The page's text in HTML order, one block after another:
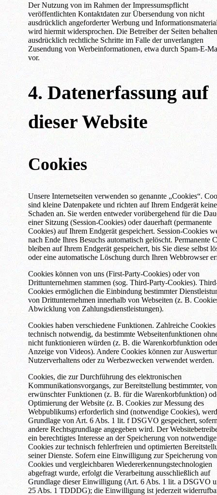
Der Nutzung von im Rahmen der Impressumspflicht
veröffentlichten Kontaktdaten zur Übersendung von nicht
ausdrücklich angeforderter Werbung und
wird hiermit widersprochen. Die Betreiber der Seiten
ausdrücklich rechtliche Schritte im Falle der unverlangten
Zusendung von Werbeinformationen, etwa durch Spam-E-
vor.
4. Datenerfassung auf
dieser Website
Cookies
Unsere Internetseiten verwenden so genannte „Cookies“.
sind kleine Datenpakete und richten auf Ihrem Endgerät
Schaden an. Sie werden entweder vorübergehend für die
einer Sitzung (Session-Cookies) oder dauerhaft (permanente
Cookies) auf Ihrem Endgerät gespeichert. Session-Cookies
nach Ende Ihres Besuchs automatisch gelöscht. Permanente
bleiben auf Ihrem Endgerät gespeichert, bis Sie diese selbst
oder eine automatische Löschung durch Ihren Webbrowser
Cookies können von uns (First-Party-Cookies) oder von
Drittunternehmen stammen (sog. Third-Party-Cookies).
Cookies ermöglichen die Einbindung bestimmter
von Drittunternehmen innerhalb von Webseiten (z. B.
Abwicklung von Zahlungsdienstleistungen).
Cookies haben verschiedene Funktionen. Zahlreiche
technisch notwendig, da bestimmte Webseitenfunktionen
nicht funktionieren würden (z. B. die Warenkorbfunktion
Anzeige von Videos). Andere Cookies können zur
Nutzerverhaltens oder zu Werbezwecken verwendet werden.
Cookies, die zur Durchführung des elektronischen
Kommunikationsvorgangs, zur Bereitstellung bestimmter,
erwünschter Funktionen (z. B. für die Warenkorbfunktion)
Optimierung der Website (z. B. Cookies zur Messung des
Webpublikums) erforderlich sind (notwendige Cookies),
Grundlage von Art. 6 Abs. 1 lit. f DSGVO gespeichert,
andere Rechtsgrundlage angegeben wird. Der
ein berechtigtes Interesse an der Speicherung von
Cookies zur technisch fehlerfreien und optimierten
seiner Dienste. Sofern eine Einwilligung zur Speicherung von
Cookies und vergleichbaren Wiedererkennungstechnologien
abgefragt wurde, erfolgt die Verarbeitung ausschließlich auf
Grundlage dieser Einwilligung (Art. 6 Abs. 1 lit. a DSGVO
25 Abs. 1 TDDDG); die Einwilligung ist jederzeit